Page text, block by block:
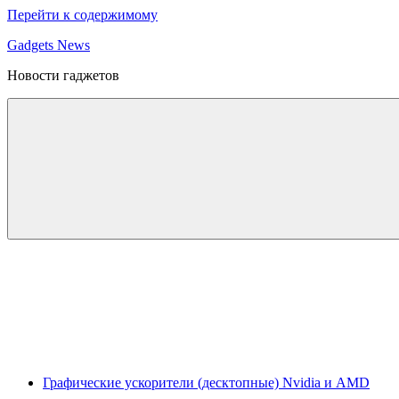
Перейти к содержимому
Gadgets News
Новости гаджетов
Графические ускорители (десктопные) Nvidia и AMD